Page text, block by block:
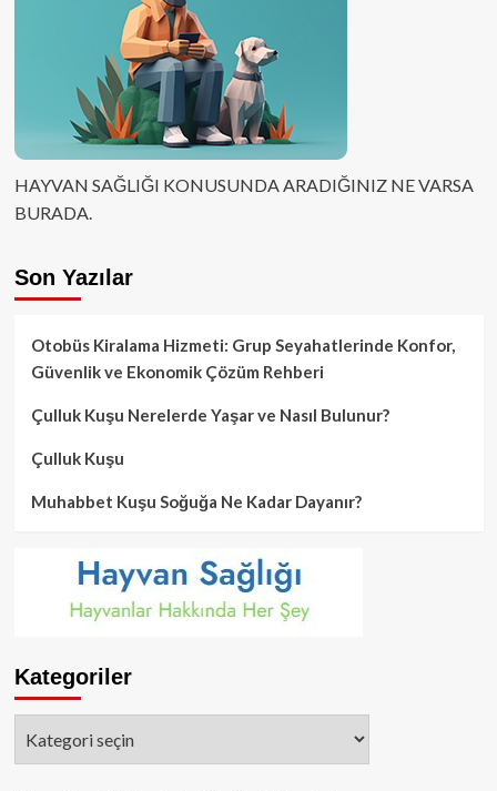
HAYVAN SAĞLIĞI KONUSUNDA ARADIĞINIZ NE VARSA
BURADA.
Son Yazılar
Otobüs Kiralama Hizmeti: Grup Seyahatlerinde Konfor,
Güvenlik ve Ekonomik Çözüm Rehberi
Çulluk Kuşu Nerelerde Yaşar ve Nasıl Bulunur?
Çulluk Kuşu
Muhabbet Kuşu Soğuğa Ne Kadar Dayanır?
Kategoriler